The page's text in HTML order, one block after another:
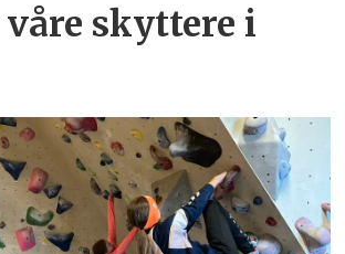
våre skyttere i